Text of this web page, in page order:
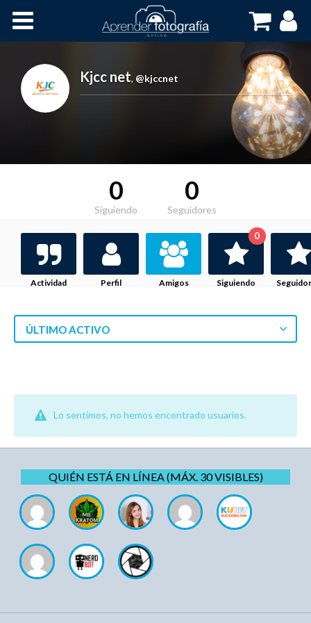
Cursos OnLine
Kjcc net, @kjccnet
0
Siguiendo
0
Seguidores
Actividad Perfil Amigos Siguiendo
0
ÚLTIMO ACTIVO
Lo sentimos, no hemos encontrado usuarios.
QUIÉN ESTÁ EN LÍNEA (MÁX. 30 VISIBLES)